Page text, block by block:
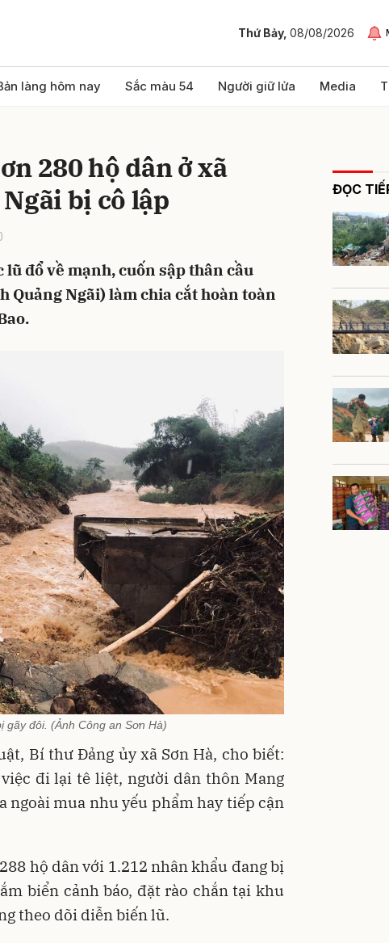
Thứ Bảy, 08/08/2026
làng hôm nay Sắc màu 54 Người giữ lửa Media
280 hộ dân ở xã
bị cô lập
đổ về mạnh, cuốn sập thân cầu
Quảng Ngãi) làm chia cắt hoàn toàn
gãy đôi. (Ảnh Công an Sơn Hà)
Bí thư Đảng ủy xã Sơn Hà, cho biết:
đi lại tê liệt, người dân thôn Mang
ngoài mua nhu yếu phẩm hay tiếp cận
hộ dân với 1.212 nhân khẩu đang bị
biển cảnh báo, đặt rào chắn tại khu
theo dõi diễn biến lũ.
ĐỌC
luận
Gửi